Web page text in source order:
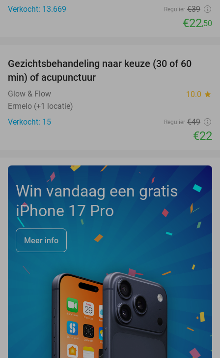
Verkocht: 13.669
Regulier €39
€22,50
55%
TODAY
Gezichtsbehandeling naar keuze (30 of 60
min) of acupunctuur
Glow & Flow 10.0 star
Ermelo (+1 locatie)
Verkocht: 15
Regulier €49
€22
Win vandaag een gratis
iPhone 17 Pro
Meer info